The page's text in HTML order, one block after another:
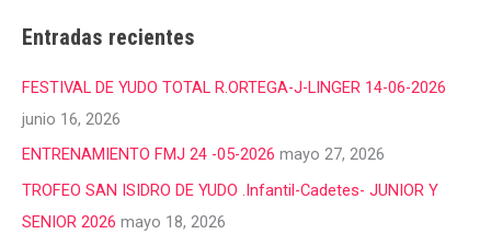
Entradas recientes
FESTIVAL DE YUDO TOTAL R.ORTEGA-J-LINGER 14-06-2026
junio 16, 2026
ENTRENAMIENTO FMJ 24 -05-2026 mayo 27, 2026
TROFEO SAN ISIDRO DE YUDO .Infantil-Cadetes- JUNIOR Y
SENIOR 2026 mayo 18, 2026